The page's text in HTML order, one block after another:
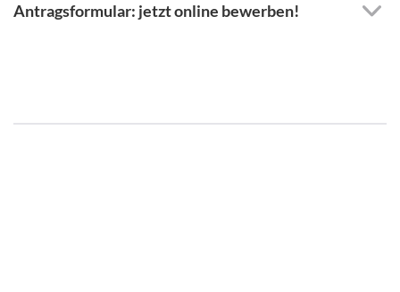
Antragsformular: jetzt online bewerben!